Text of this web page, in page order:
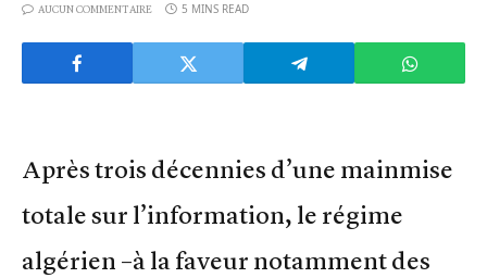
AUCUN COMMENTAIRE 5 MINS READ
Après trois décennies d’une mainmise
totale sur l’information, le régime
algérien –à la faveur notamment des